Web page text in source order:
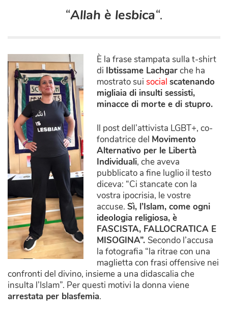
“Allah è lesbica“.
È la frase stampata sulla t-shirt
di Ibtissame Lachgarche ha
mostrato sui social scatenando
migliaia di insulti sessisti,
minacce di morte e di stupro.
Il post dell’attivista LGBT+, co-
fondatrice del Movimento
Alternativo per le Libertà
Individuali, che aveva
pubblicato a fine luglio il testo
diceva: “Ci stancate con la
vostra ipocrisia, le vostre
accuse. Sì, l’Islam, come ogni
ideologia religiosa, è
FASCISTA, FALLOCRATICA E
MISOGINA”. Secondo l’accusa
la fotografia “la ritrae con una
maglietta con frasi offensive nei
confronti del divino, insieme a una didascalia che
insulta l’Islam”. Per questi motivi la donna viene
arrestata per blasfemia.